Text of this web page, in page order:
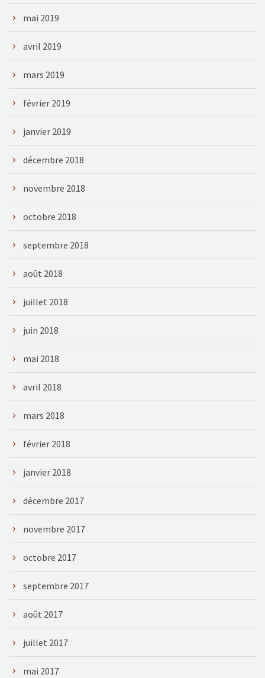
mai 2019
avril 2019
mars 2019
février 2019
janvier 2019
décembre 2018
novembre 2018
octobre 2018
septembre 2018
août 2018
juillet 2018
juin 2018
mai 2018
avril 2018
mars 2018
février 2018
janvier 2018
décembre 2017
novembre 2017
octobre 2017
septembre 2017
août 2017
juillet 2017
mai 2017